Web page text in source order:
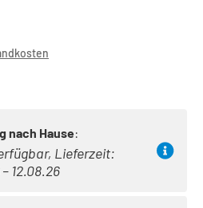
nach Hause:
Lieferzeit:
12.08.26